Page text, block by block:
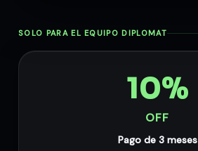
SOLO PARA EL EQUIPO DIPLOMAT
10%
OFF
Pago de 3 meses